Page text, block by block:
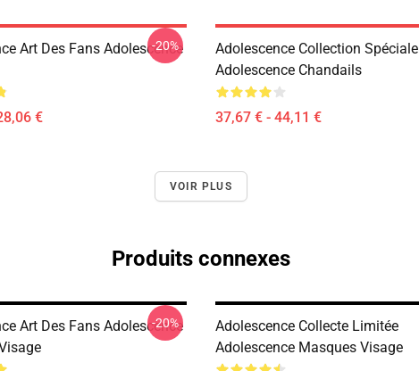
Art Des Fans Adolescence
€
-20%
Adolescence Collection Spéciale
Adolescence Chandails
37,67 € - 44,11 €
VOIR PLUS
Produits connexes
Art Des Fans Adolescence
-20%
Adolescence Collecte Limitée
Adolescence Masques Visage